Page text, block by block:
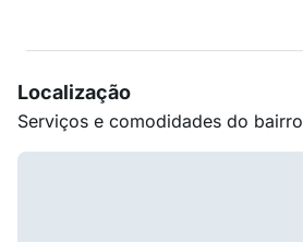
Localização
Serviços e comodidades do bairro